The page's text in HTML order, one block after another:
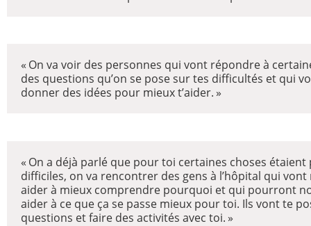
« On va voir des personnes qui vont répondre à
des questions qu’on se pose sur tes difficultés et qui
donner des idées pour mieux t’aider. »
« On a déjà parlé que pour toi certaines choses étaient
difficiles, on va rencontrer des gens à l’hôpital qui vont
aider à mieux comprendre pourquoi et qui pourront
aider à ce que ça se passe mieux pour toi. Ils vont te
questions et faire des activités avec toi. »